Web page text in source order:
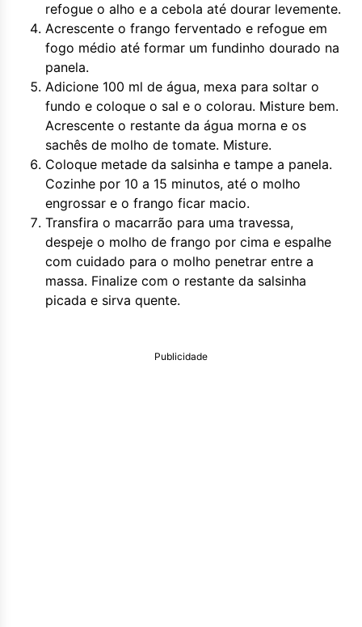
refogue o alho e a cebola até dourar levemente.
Acrescente o frango ferventado e refogue em
fogo médio até formar um fundinho dourado na
panela.
Adicione 100 ml de água, mexa para soltar o
fundo e coloque o sal e o colorau. Misture bem.
Acrescente o restante da água morna e os
sachês de molho de tomate. Misture.
Coloque metade da salsinha e tampe a panela.
Cozinhe por 10 a 15 minutos, até o molho
engrossar e o frango ficar macio.
Transfira o macarrão para uma travessa,
despeje o molho de frango por cima e espalhe
com cuidado para o molho penetrar entre a
massa. Finalize com o restante da salsinha
picada e sirva quente.
Publicidade